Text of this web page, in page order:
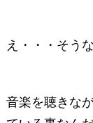
え・・・そう
音楽を聴きな